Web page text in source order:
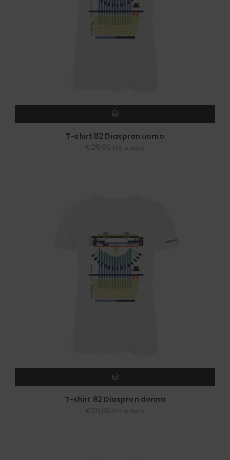
SCEGLI
T-shirt 82 Diaspron uomo
€29,00 IVA inclusa
SCEGLI
T-shirt 82 Diaspron donna
€29,00 IVA inclusa